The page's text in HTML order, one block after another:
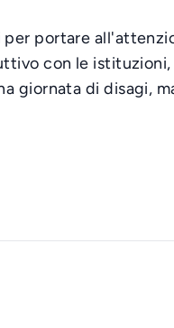
portare
con le
giornata di disagi,